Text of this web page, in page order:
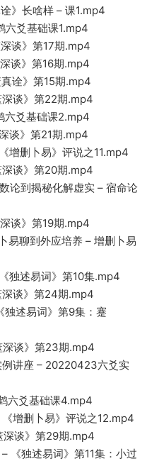
》长啥样 – 课1.mp4
六爻基础课1.mp4
谈》第17期.mp4
谈》第16期.mp4
诠》第15期.mp4
谈》第22期.mp4
六爻基础课2.mp4
谈》第21期.mp4
增删卜易》评说之11.mp4
谈》第20期.mp4
论到揭秘化解虚实 – 宿命论
谈》第19期.mp4
易聊到外应培养 – 增删卜易
独述易词》第10集.mp4
谈》第24期.mp4
独述易词》第9集：蹇
深谈》第23期.mp4
讲座 – 20220423六爻实
六爻基础课4.mp4
增删卜易》评说之12.mp4
深谈》第29期.mp4
《独述易词》第11集：小过